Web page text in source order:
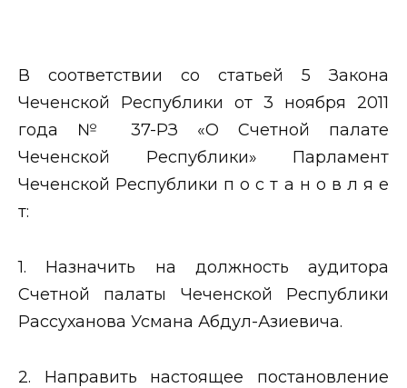
В соответствии со статьей 5 Закона
Чеченской Республики от 3 ноября 2011
года № 37-РЗ «О Счетной палате
Чеченской Республики» Парламент
Чеченской Республики п о с т а н о в л я е
т:
1. Назначить на должность аудитора
Счетной палаты Чеченской Республики
Рассуханова Усмана Абдул-Азиевича.
2. Направить настоящее постановление